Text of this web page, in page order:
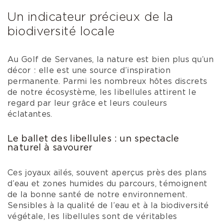
Un indicateur précieux de la
biodiversité locale
Au Golf de Servanes, la nature est bien plus qu’un
décor : elle est une source d’inspiration
permanente. Parmi les nombreux hôtes discrets
de notre écosystème, les libellules attirent le
regard par leur grâce et leurs couleurs
éclatantes.
Le ballet des libellules : un spectacle
naturel à savourer
Ces joyaux ailés, souvent aperçus près des plans
d’eau et zones humides du parcours, témoignent
de la bonne santé de notre environnement.
Sensibles à la qualité de l’eau et à la biodiversité
végétale, les libellules sont de véritables